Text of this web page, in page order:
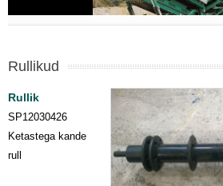
Rullikud
Rullik
SP12030426
Ketastega kande
rull